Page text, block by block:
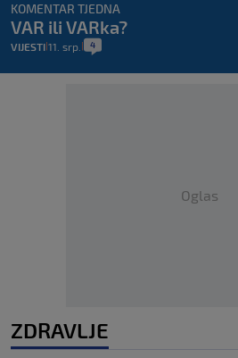
KOMENTAR TJEDNA
VAR ili VARka?
VIJESTI 11. srp. 4
Oglas
ZDRAVLJE